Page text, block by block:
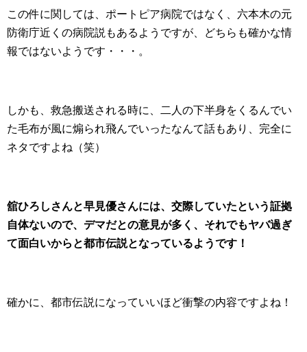
この件に関しては、ポートピア病院ではなく、六本木の元
防衛庁近くの病院説もあるようですが、どちらも確かな情
報ではないようです・・・。
しかも、救急搬送される時に、二人の下半身をくるんでい
た毛布が風に煽られ飛んでいったなんて話もあり、完全に
ネタですよね（笑）
舘ひろしさんと早見優さんには、交際していたという証拠
自体ないので、デマだとの意見が多く、それでもヤバ過ぎ
て面白いからと都市伝説となっているようです！
確かに、都市伝説になっていいほど衝撃の内容ですよね！